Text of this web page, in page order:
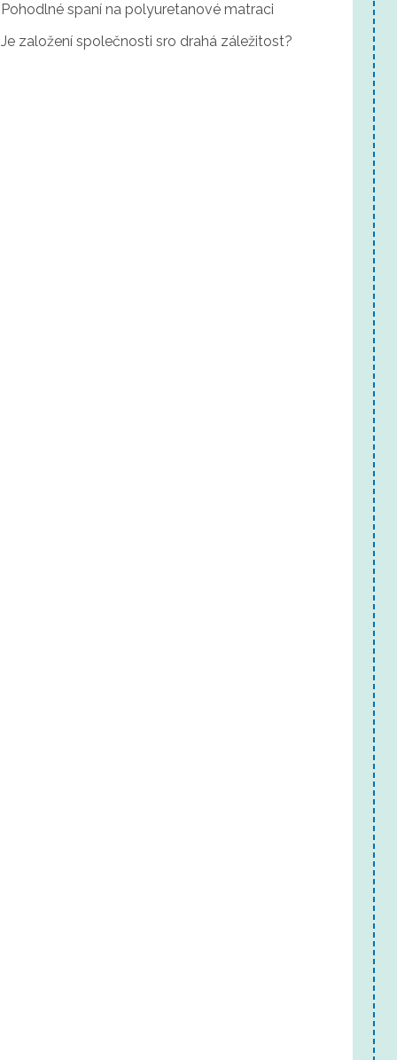
Pohodlné spaní na polyuretanové matraci
Je založení společnosti sro drahá záležitost?